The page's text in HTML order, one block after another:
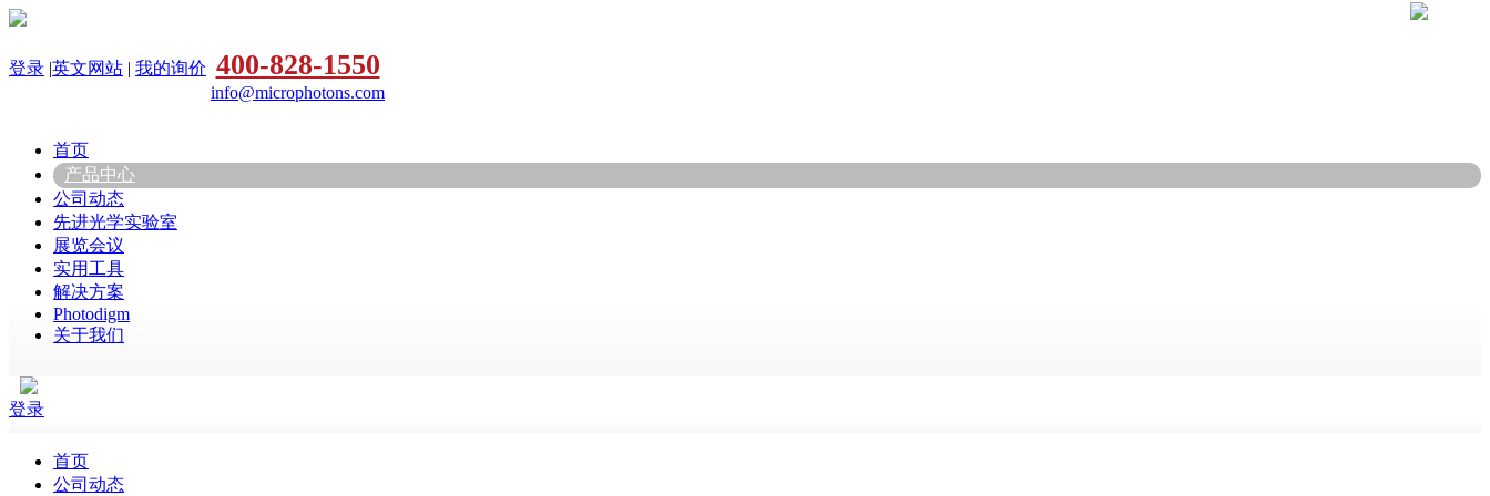
登录 |英文网站 | 我的询价 400-828-1550
info@microphotons.com
首页
产品中心
公司动态
先进光学实验室
展览会议
实用工具
解决方案
Photodigm
关于我们
登录
首页
公司动态